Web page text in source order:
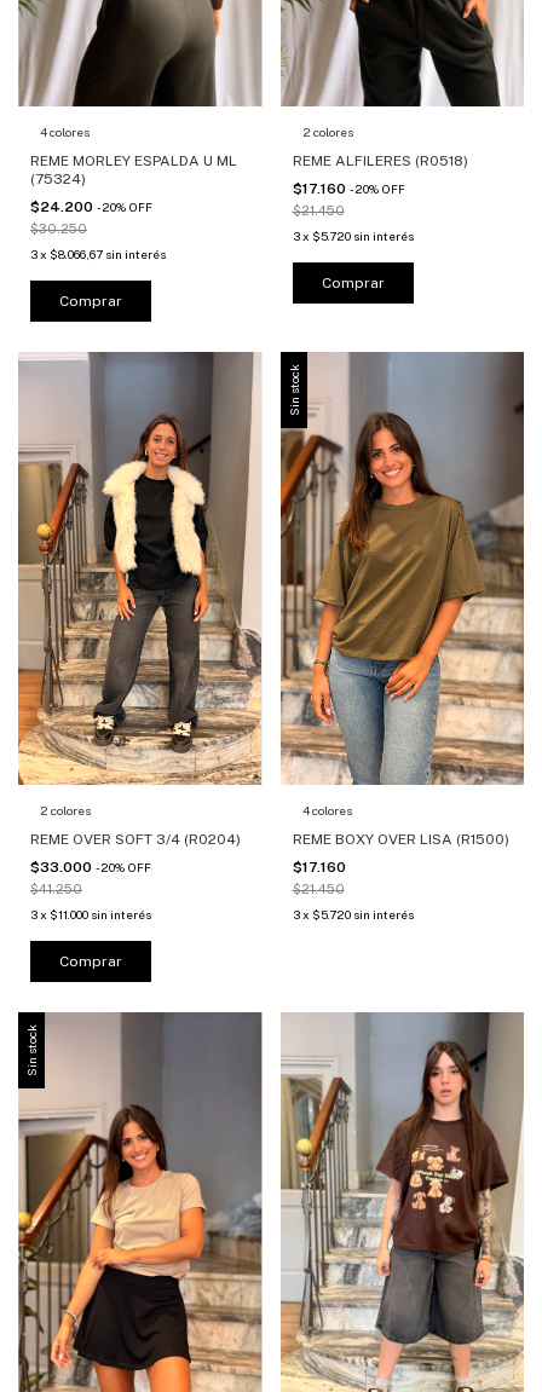
4 colores
REME MORLEY ESPALDA U ML
(75324)
$24.200 -20% OFF
$30.250
3x $8.066,67 sin interés
Comprar
2 colores
REME ALFILERES (R0518)
$17.160 -20% OFF
$21.450
3 x $5.720 sin interés
Comprar
2 colores
REME OVER SOFT 3/4 (R0204)
$33.000 -20% OFF
$41.250
3x $11.000 sin interés
Comprar
Sin stock
4 colores
REME BOXY OVER LISA (R1500)
$17.160
$21.450
3 x $5.720 sin interés
Sin stock